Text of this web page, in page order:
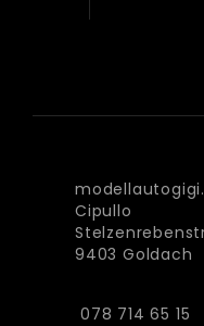
Cipullo
9403 Goldach
078 714 65 15